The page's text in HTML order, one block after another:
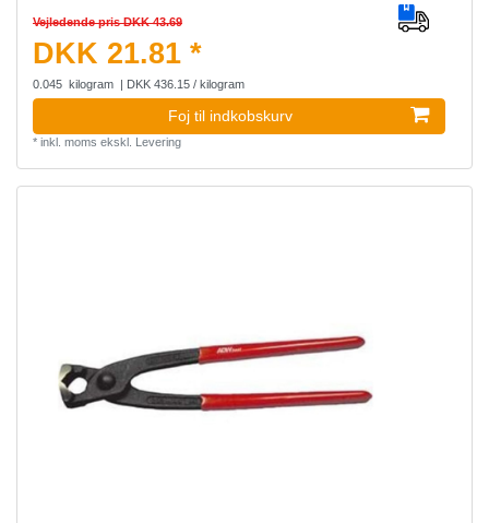
Vejledende pris DKK 43.69
DKK 21.81 *
0.045 kilogram | DKK 436.15 / kilogram
Foj til indkobskurv
* inkl. moms ekskl. Levering